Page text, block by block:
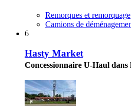
Remorques et remorquage
Camions de
6
Hasty Market
Concessionnaire U-Haul dans